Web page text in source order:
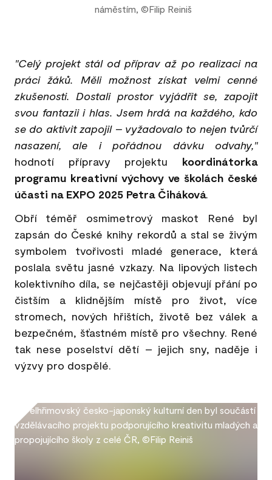
náměstím, ©Filip Reiniš
"Celý projekt stál od příprav až po realizaci na
práci žáků. Měli možnost získat velmi cenné
zkušenosti. Dostali prostor vyjádřit se, zapojit
svou fantazii i hlas. Jsem hrdá na každého, kdo
se do aktivit zapojil – vyžadovalo to nejen tvůrčí
nasazení, ale i pořádnou dávku odvahy,"
hodnotí přípravy projektu koordinátorka
programu kreativní výchovy ve školách české
účasti na EXPO 2025 Petra Čiháková.
Obří téměř osmimetrový maskot René byl
zapsán do České knihy rekordů a stal se živým
symbolem tvořivosti mladé generace, která
poslala světu jasné vzkazy. Na lipových listech
kolektivního díla, se nejčastěji objevují přání po
čistším a klidnějším místě pro život, více
stromech, nových hřištích, životě bez válek a
bezpečném, šťastném místě pro všechny. René
tak nese poselství dětí – jejich sny, naděje i
výzvy pro dospělé.